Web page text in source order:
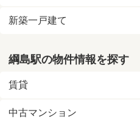
新築一戸建て
綱島駅の物件情報を探す
賃貸
中古マンション